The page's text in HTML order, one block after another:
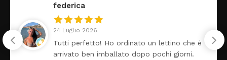
federica
24 Luglio 2026
Tutti perfetto! Ho ordinato un lettino che é
arrivato ben imballato dopo pochi giorni.